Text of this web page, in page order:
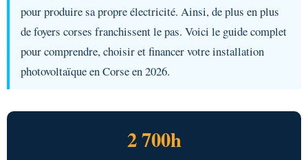
pour produire sa propre électricité. Ainsi, de plus en plus
de foyers corses franchissent le pas. Voici le guide complet
pour comprendre, choisir et financer votre installation
photovoltaïque en Corse en 2026.
2 700h